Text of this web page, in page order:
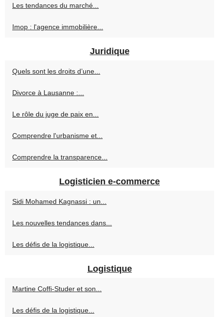
Les tendances du marché...
Imop : l'agence immobilière...
Juridique
Quels sont les droits d’une...
Divorce à Lausanne :...
Le rôle du juge de paix en...
Comprendre l'urbanisme et...
Comprendre la transparence...
Logisticien e-commerce
Sidi Mohamed Kagnassi : un...
Les nouvelles tendances dans...
Les défis de la logistique...
Logistique
Martine Coffi-Studer et son...
Les défis de la logistique...